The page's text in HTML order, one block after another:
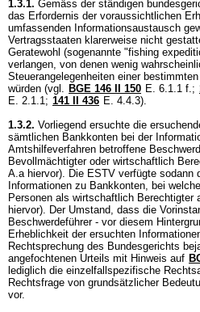
1.3.1. Gemäss der ständigen
das Erfordernis der voraussichtlichen
umfassenden Informationsaustausch
Vertragsstaaten klarerweise nicht
Geratewohl (sogenannte "fishing
verlangen, von denen wenig
Steuerangelegenheiten einer
würden (vgl. BGE 146 II 150 E. 6.1.1 f.;
E. 2.1.1; 141 II 436 E. 4.4.3).
1.3.2. Vorliegend ersuchte die
sämtlichen Bankkonten bei der
Amtshilfeverfahren betroffene
Bevollmächtigter oder wirtschaftlich
A.a hiervor). Die ESTV verfügte sodann
Informationen zu Bankkonten, bei
Personen als wirtschaftlich
hiervor). Der Umstand, dass die
Beschwerdeführer - vor diesem
Erheblichkeit der ersuchten
Rechtsprechung des Bundesgerichts
angefochtenen Urteils mit Hinweis auf
lediglich die einzelfallspezifische
Rechtsfrage von grundsätzlicher
vor.